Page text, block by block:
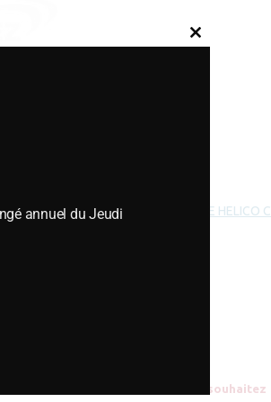
ARRIERE HELICO
Vous souhaitez
annuel du Jeudi